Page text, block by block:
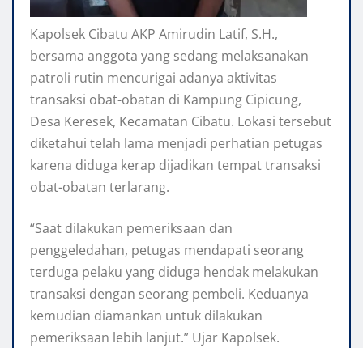
Kapolsek Cibatu AKP Amirudin Latif, S.H.,
bersama anggota yang sedang melaksanakan
patroli rutin mencurigai adanya aktivitas
transaksi obat-obatan di Kampung Cipicung,
Desa Keresek, Kecamatan Cibatu. Lokasi tersebut
diketahui telah lama menjadi perhatian petugas
karena diduga kerap dijadikan tempat transaksi
obat-obatan terlarang.
“Saat dilakukan pemeriksaan dan
penggeledahan, petugas mendapati seorang
terduga pelaku yang diduga hendak melakukan
transaksi dengan seorang pembeli. Keduanya
kemudian diamankan untuk dilakukan
pemeriksaan lebih lanjut.” Ujar Kapolsek.